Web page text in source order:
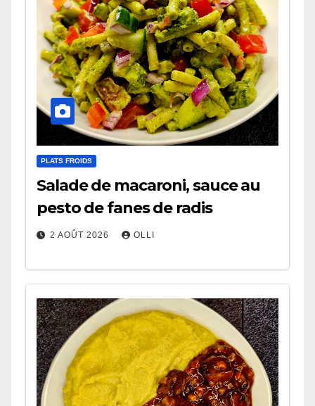
PLATS FROIDS
Salade de macaroni, sauce au
pesto de fanes de radis
2 AOÛT 2026 OLLI